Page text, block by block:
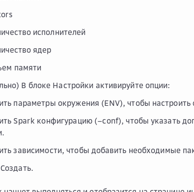
исполнителей
ядер
памяти
В блоке Настройки активируйте опции:
параметры окружения (ENV), чтобы
Spark конфигурацию (–conf), чтобы указать
зависимости, чтобы добавить необходимые
Создать.